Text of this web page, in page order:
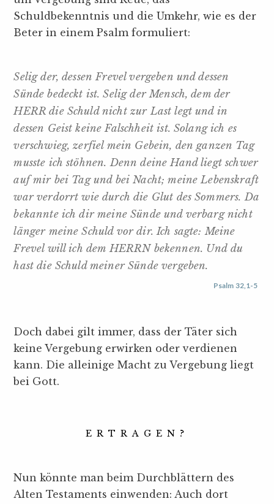
Schuldbekenntnis und die Umkehr, wie es der
Beter in einem Psalm formuliert:
Selig der, dessen Frevel vergeben und dessen
Sünde bedeckt ist. Selig der Mensch, dem der
HERR die Schuld nicht zur Last legt und in
dessen Geist keine Falschheit ist. Solang ich es
verschwieg, zerfiel mein Gebein, den ganzen Tag
musste ich stöhnen. Denn deine Hand liegt schwer
auf mir bei Tag und bei Nacht; meine Lebenskraft
war verdorrt wie durch die Glut des Sommers. Da
bekannte ich dir meine Sünde und verbarg nicht
länger meine Schuld vor dir. Ich sagte: Meine
Frevel will ich dem HERRN bekennen. Und du
hast die Schuld meiner Sünde vergeben.
Psalm 32,1-5
Doch dabei gilt immer, dass der Täter sich
keine Vergebung erwirken oder verdienen
kann. Die alleinige Macht zu Vergebung liegt
bei Gott.
ERTRAGEN?
Nun könnte man beim Durchblättern des
Alten Testaments einwenden: Auch dort